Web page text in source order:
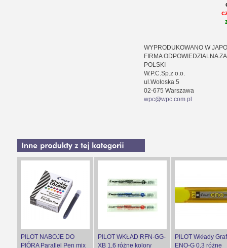
WYPRODUKOWANO W
FIRMA ODPOWIEDZIALNA
POLSKI
W.P.C.Sp.z o.o.
ul.Wołoska 5
02-675 Warszawa
wpc@wpc.com.pl
PILOT NABOJE DO
PIÓRA Parallel Pen mix
PILOT WKŁAD RFN-GG-
XB 1,6 różne kolory
PILOT Wkłady
ENO-G 0,3 różne